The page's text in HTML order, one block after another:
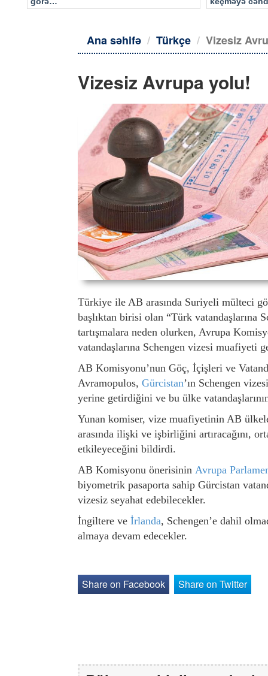
Ana səhifə Türkçe Vizesiz
Vizesiz Avrupa yolu!
Türkiye ile AB arasında Suriyeli mülteci
başlıktan birisi olan “Türk vatandaşlarına
tartışmalara neden olurken, Avrupa
vatandaşlarına Schengen vizesi muafiyeti
AB Komisyonu’nun Göç, İçişleri ve
Avramopulos, Gürcistan’ın Schengen
yerine getirdiğini ve bu ülke
Yunan komiser, vize muafiyetinin AB
arasında ilişki ve işbirliğini artıracağını,
etkileyeceğini bildirdi.
AB Komisyonu önerisinin Avrupa
biyometrik pasaporta sahip Gürcistan
vizesiz seyahat edebilecekler.
İngiltere ve İrlanda, Schengen’e dahil
almaya devam edecekler.
Share on Facebook Share on Twitter